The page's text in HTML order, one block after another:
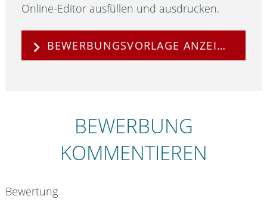
Online-Editor ausfüllen und ausdrucken.
BEWERBUNGSVORLAGE ANZEIGEN
BEWERBUNG
KOMMENTIEREN
Bewertung